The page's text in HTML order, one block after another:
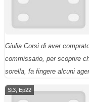
Giulia Corsi di aver
commissario, per scoprire
sorella, fa fingere alcuni
St3, Ep22